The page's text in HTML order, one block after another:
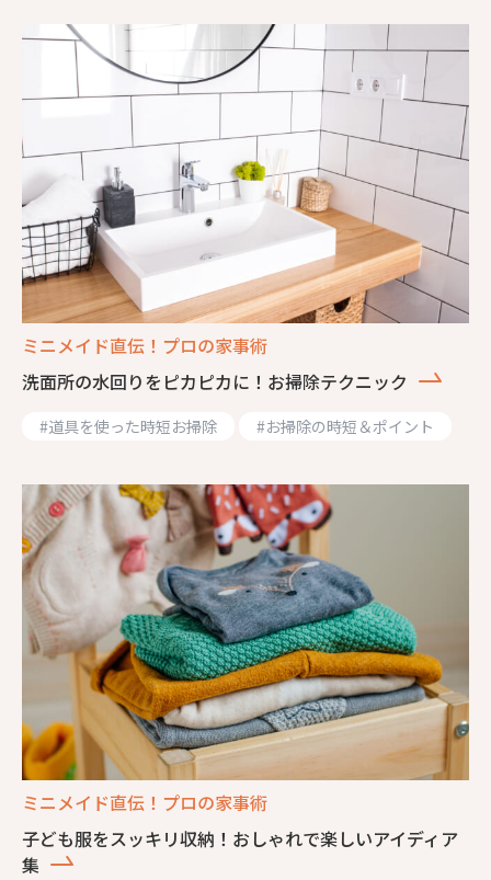
ミニメイド直伝！プロの家事術
洗面所の水回りをピカピカに！お掃除テクニック
#道具を使った時短お掃除 #お掃除の時短＆ポイント
ミニメイド直伝！プロの家事術
子ども服をスッキリ収納！おしゃれで楽しいアイディア
集